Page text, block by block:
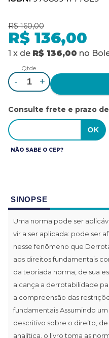
R$ 160,00
R$ 136,00
1 x de R$ 136,00 no
Qtde.
- +
Consulte frete e prazo
NÃO SABE O CEP?
SINOPSE
Uma norma pode ser
vir a ser aplicada: pode ser
nesse fenômeno que
aos direitos fundamentais
da teoriada norma, de sua
alcança a derrotabilidade
a compreensão das
fundamentais.Assumindo
descritivo sobre o direito,
analítica, o livro toma as